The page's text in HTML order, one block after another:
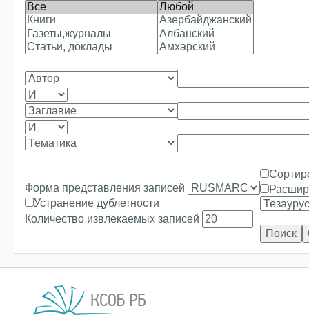
Форма представления записей
Устранение дублетности
Количество извлекаемых записей